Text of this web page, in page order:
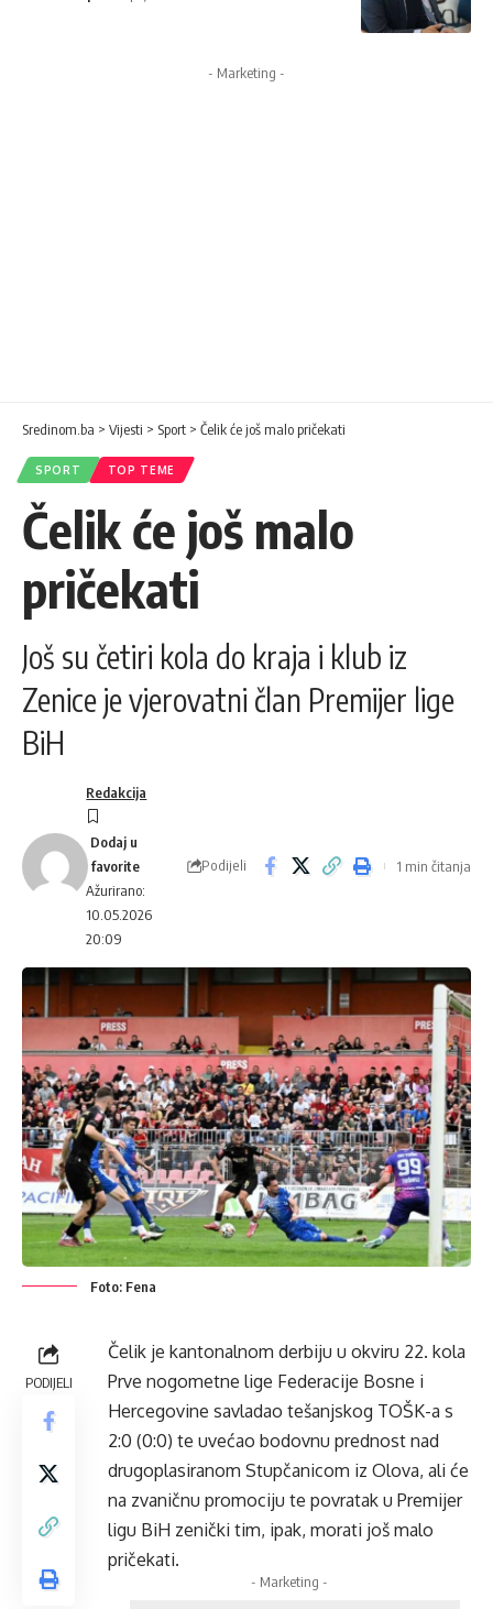
- Marketing -
Sredinom.ba > Vijesti > Sport > Čelik će još malo pričekati
SPORT TOP TEME
Čelik će još malo
pričekati
Još su četiri kola do kraja i klub iz
Zenice je vjerovatni član Premijer lige
BiH
Ažurirano:
10.05.2026
20:09
Redakcija
Podijeli 1 min čitanja
Foto: Fena
PODIJELI
Čelik je kantonalnom derbiju u okviru 22. kola
Prve nogometne lige Federacije Bosne i
Hercegovine savladao tešanjskog TOŠK-a s
2:0 (0:0) te uvećao bodovnu prednost nad
drugoplasiranom Stupčanicom iz Olova, ali će
na zvaničnu promociju te povratak u Premijer
ligu BiH zenički tim, ipak, morati još malo
pričekati.
- Marketing -